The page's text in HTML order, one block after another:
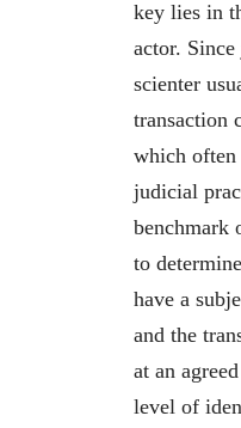
key lies in
actor.
scienter
transaction
which often
judicial
benchmark
to
have a
and the
at an
level of